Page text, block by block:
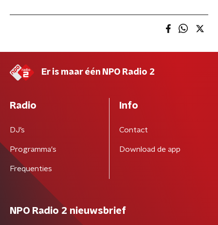
Er is maar één NPO Radio 2
Radio
DJ’s
Programma's
Frequenties
Info
Contact
Download de app
NPO Radio 2 nieuwsbrief